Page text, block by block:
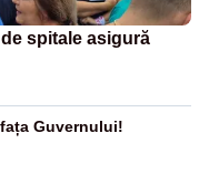
spitale asigură
Guvernului!